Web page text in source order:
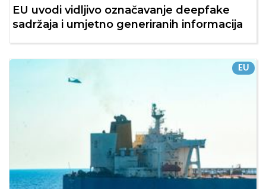
EU uvodi vidljivo označavanje deepfake
sadržaja i umjetno generiranih informacija
EU